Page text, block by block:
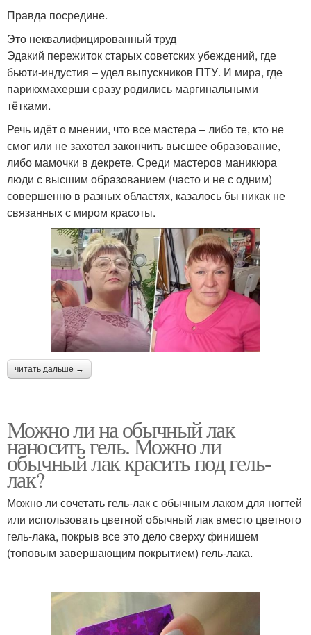
Правда посредине.
Это неквалифицированный труд
Эдакий пережиток старых советских убеждений, где
бьюти-индустия – удел выпускников ПТУ. И мира, где
парикхмахерши сразу родились маргинальными
тётками.
Речь идёт о мнении, что все мастера – либо те, кто не
смог или не захотел закончить высшее образование,
либо мамочки в декрете. Среди мастеров маникюра
люди с высшим образованием (часто и не с одним)
совершенно в разных областях, казалось бы никак не
связанных с миром красоты.
читать дальше →
Можно ли на обычный лак
наносить гель. Можно ли
обычный лак красить под гель-
лак?
Можно ли сочетать гель-лак с обычным лаком для ногтей
или использовать цветной обычный лак вместо цветного
гель-лака, покрыв все это дело сверху финишем
(топовым завершающим покрытием) гель-лака.